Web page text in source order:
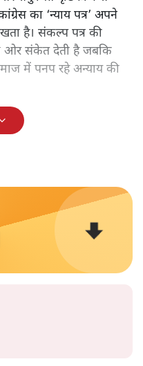
का ‘न्याय पत्र’ अपने
है। संकल्प पत्र की
ओर संकेत देती है जबकि
में पनप रहे अन्याय की